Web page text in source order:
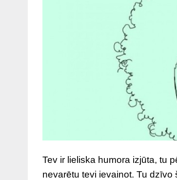
Tev ir lieliska humora izjūta, tu
nevarētu tevi ievainot. Tu